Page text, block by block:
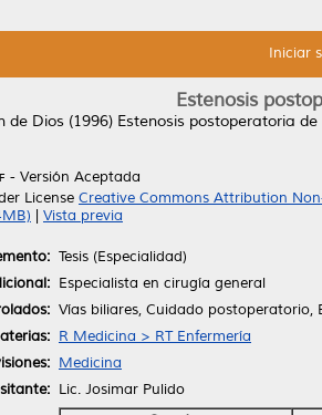
Iniciar
Estenosis
de Dios (1996) Estenosis postoperatoria
- Versión Aceptada
License Creative Commons Attribution
Vista previa
Tesis (Especialidad)
Especialista en cirugía general
Vías biliares, Cuidado postoperatorio,
R Medicina > RT Enfermería
Medicina
Lic. Josimar Pulido